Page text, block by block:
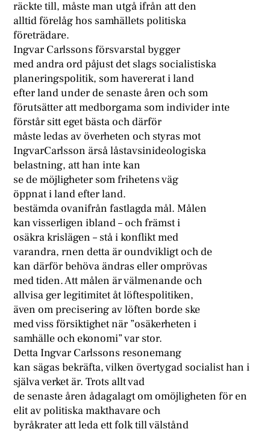
räckte till, måste man utgå ifrån att den
alltid förelåg hos samhällets politiska
företrädare.
Ingvar Carlssons försvarstal bygger
med andra ord påjust det slags socialistiska
planeringspolitik, som havererat i land
efter land under de senaste åren och som
förutsätter att medborgama som individer inte
förstår sitt eget bästa och därför
måste ledas av överheten och styras mot
IngvarCarlsson ärså låstavsinideologiska
belastning, att han inte kan
se de möjligheter som frihetens väg
öppnat i land efter land.
bestämda ovanifrån fastlagda mål. Målen
kan visserligen ibland – och främst i
osäkra krislägen – stå i konflikt med
varandra, rnen detta är oundvikligt och de
kan därför behöva ändras eller omprövas
med tiden. Att målen är välmenande och
allvisa ger legitimitet åt löftespolitiken,
även om precisering av löften borde ske
med viss försiktighet när ”osäkerheten i
samhälle och ekonomi” var stor.
Detta Ingvar Carlssons resonemang
kan sägas bekräfta, vilken övertygad socialist han i
själva verket är. Trots allt vad
de senaste åren ådagalagt om omöjligheten för en
elit av politiska makthavare och
byråkrater att leda ett folk till välstånd